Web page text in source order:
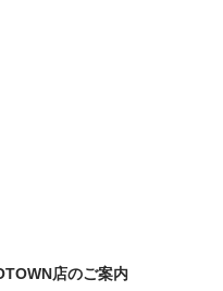
店のご案内